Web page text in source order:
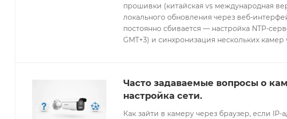
прошивки (китайская vs международная
локального обновления через веб-
постоянно сбивается — настройка NTP-
GMT+3) и синхронизация нескольких камер
Часто задаваемые вопросы о
настройка сети.
Как зайти в камеру через браузер, если